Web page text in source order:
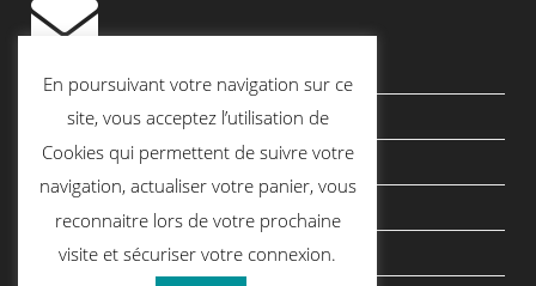
contact@quiscrap.fr
Les Fiches Techniques et les Tutos
Le Blog
Conditions générales de vente
Mentions légales
En poursuivant votre navigation sur ce
site, vous acceptez l’utilisation de
Cookies qui permettent de suivre votre
navigation, actualiser votre panier, vous
reconnaitre lors de votre prochaine
visite et sécuriser votre connexion.